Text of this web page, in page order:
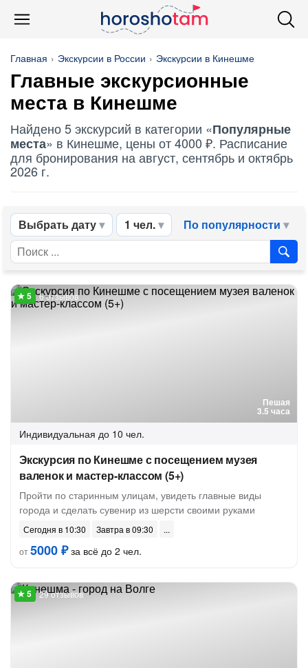
Главная Экскурсии в России Экскурсии в Кинешме
Главные экскурсионные
места в Кинешме
Найдено 5 экскурсий в категории «Популярные
места» в Кинешме, цены от 4000 ₽. Расписание
для бронирования на август, сентябрь и октябрь
2026 г.
Выбрать дату 1 чел. По популярности
Пешая
3.5 часа
6 отзывов
Индивидуальная до 10 чел.
Экскурсия по Кинешме с посещением музея
валенок и мастер-классом (5+)
Пройти по старинным улицам, увидеть главные виды
города и сделать сувенир из шерсти своими руками
Сегодня в 10:30
Завтра в 09:30
от5000 ₽за всё до 2 чел.
29 отзывов